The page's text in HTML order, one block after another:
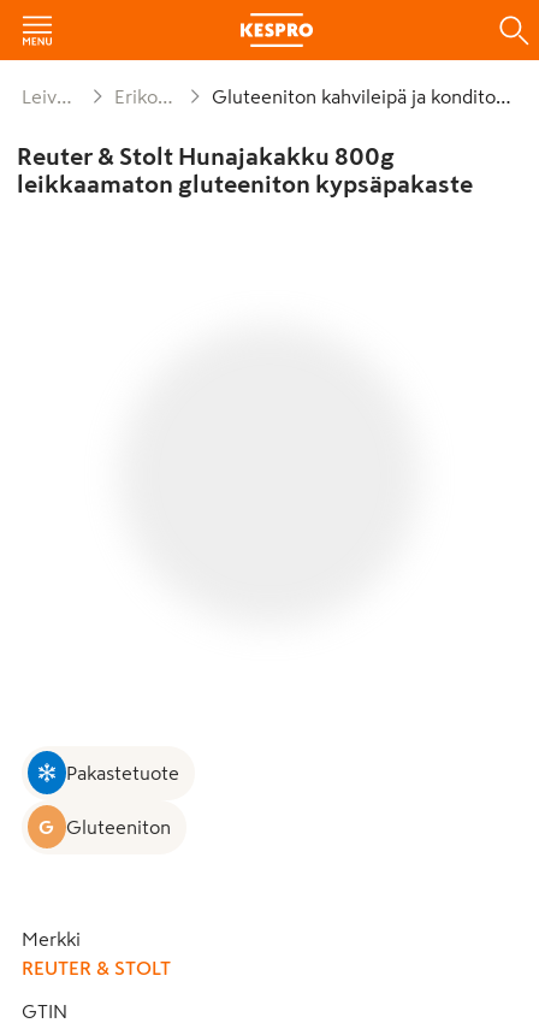
Leivät ja leivonnaiset Erikoisruokavalioleivät Gluteeniton kahvileipä ja konditoria pakaste
Reuter & Stolt Hunajakakku 800g
leikkaamaton gluteeniton kypsäpakaste
Pakastetuote
G Gluteeniton
Merkki
REUTER & STOLT
GTIN